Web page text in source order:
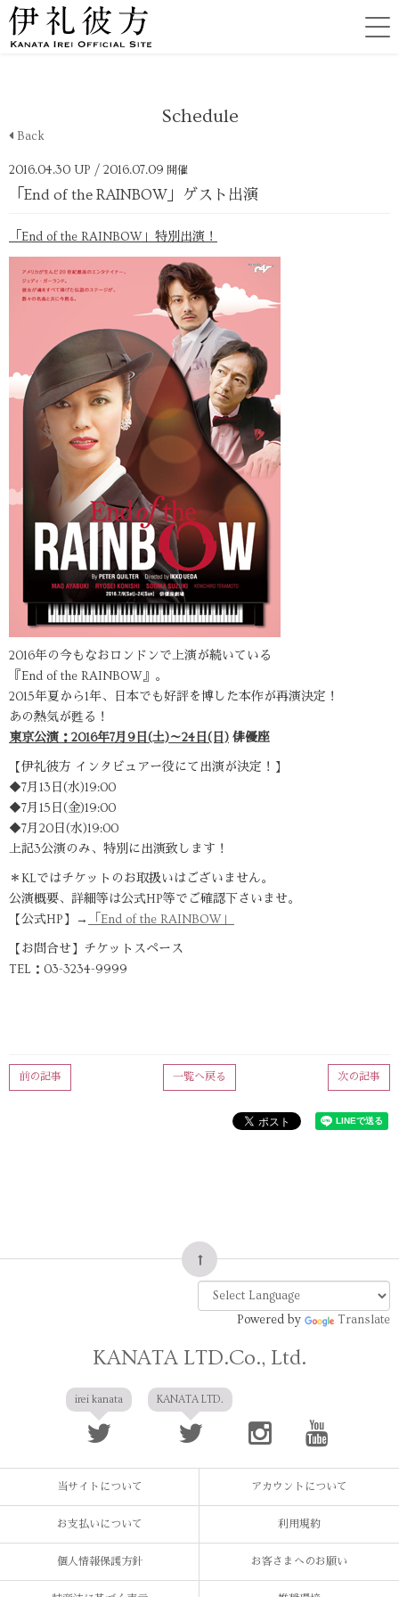
Schedule
Back
2016.04.30 UP / 2016.07.09 開催
「End of the RAINBOW」ゲスト出演
「End of the RAINBOW」特別出演！
2016年の今もなおロンドンで上演が続いている
『End of the RAINBOW』。
2015年夏から1年、日本でも好評を博した本作が再演決定！
あの熱気が甦る！
東京公演：2016年7月9日(土)～24日(日) 俳優座
【伊礼彼方 インタビュアー役にて出演が決定！】
◆7月13日(水)19:00
◆7月15日(金)19:00
◆7月20日(水)19:00
上記3公演のみ、特別に出演致します！
＊KLではチケットのお取扱いはございません。
公演概要、詳細等は公式HP等でご確認下さいませ。
【公式HP】→
「End of the RAINBOW」
【お問合せ】チケットスペース
TEL：03-3234-9999
次の記事
一覧へ戻る
前の記事
Powered by Translate
KANATA LTD.Co., Ltd.
irei kanata KANATA LTD.
当サイトについて アカウントについて
お支払いについて 利用規約
個人情報保護方針 お客さまへのお願い